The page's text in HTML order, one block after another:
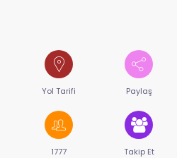
Yol Tarifi Paylaş
1777 Takip Et